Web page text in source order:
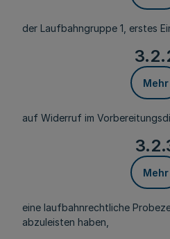
der Laufbahngruppe 1, erstes
Mehr
auf Widerruf im
Mehr
eine laufbahnrechtliche
abzuleisten haben,